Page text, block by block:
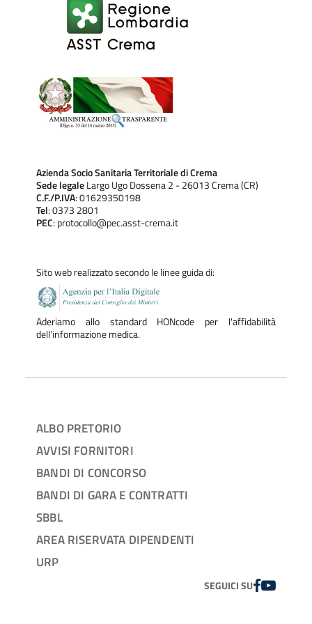
nel Piano nazionale di prevenzione vaccinale 2017-2019.
Azienda Socio Sanitaria Territoriale di Crema
Sede legaleLargo Ugo Dossena 2 - 26013 Crema (CR)
C.F./P.IVA: 01629350198
Tel: 0373 2801
PEC: protocollo@pec.asst-crema.it
Sito web realizzato secondo le linee guida di:
Aderiamo allo standard HONcode per l'affidabilità
dell'informazione medica.
ALBO PRETORIO
AVVISI FORNITORI
BANDI DI CONCORSO
BANDI DI GARA E CONTRATTI
SBBL
AREA RISERVATA DIPENDENTI
URP
SEGUICI SUFACEBOOK
YOUTUBE